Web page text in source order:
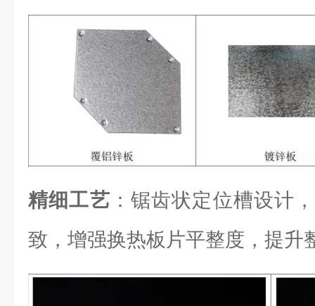
精细工艺 ：锯齿状定位槽设计
致，增强换热板片平整度，提升